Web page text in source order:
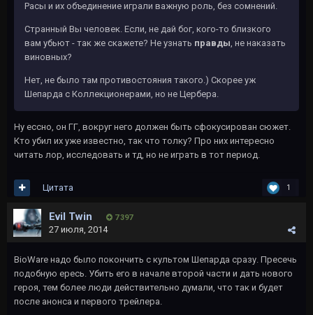
Расы и их объединение играли важную роль, без сомнений.
Странный Вы человек. Если, не дай бог, кого-то близкого
вам убьют - так же скажете? Не узнать правды, не наказать
виновных?
Нет, не было там противостояния такого.) Скорее уж
Шепарда с Коллекционерами, но не Цербера.
Ну ессно, он ГГ, вокруг него должен быть сфокусирован сюжет.
Кто убил их уже известно, так что толку? Про них интересно
читать лор, исследовать и тд, но не играть в тот период.
1
Цитата
Evil Twin 7 397
27 июля, 2014
BioWare надо было покончить с культом Шепарда сразу. Пресечь
подобную ересь. Убить его в начале второй части и дать нового
героя, тем более люди действительно думали, что так и будет
после анонса и первого трейлера.